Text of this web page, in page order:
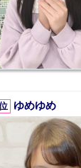
ゆめゆめ